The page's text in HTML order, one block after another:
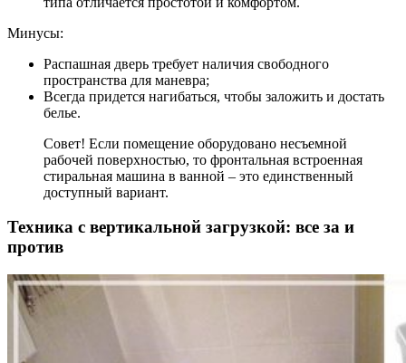
Минусы:
Распашная дверь требует наличия свободного
пространства для маневра;
Всегда придется нагибаться, чтобы заложить и достать
белье.
Совет! Если помещение оборудовано несъемной
рабочей поверхностью, то фронтальная встроенная
стиральная машина в ванной – это единственный
доступный вариант.
Техника с вертикальной загрузкой: все за и
против